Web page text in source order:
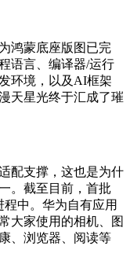
鸿蒙底座版图已完
语言、编译器/运行
环境，以及AI框架
天星光终于汇成了璀
配支撑，这也是为什
。截至目前，首批
中。华为自有应用
大家使用的相机、图
、浏览器、阅读等